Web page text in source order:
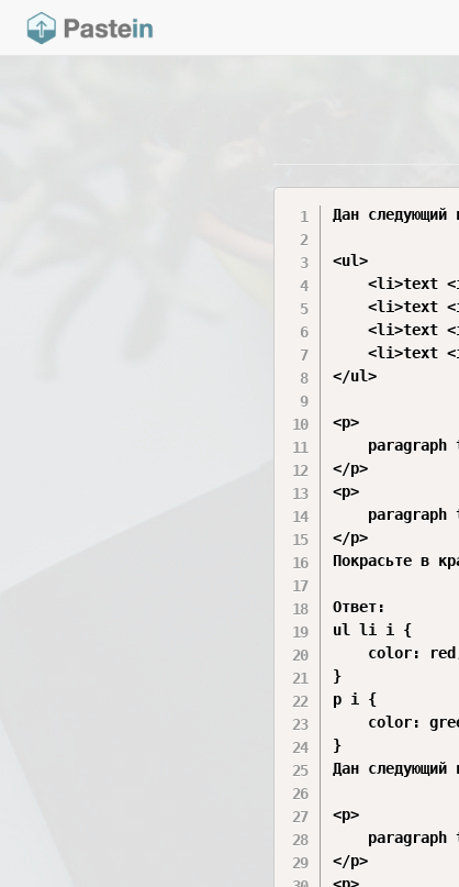
Дан следующий
<ul>
	<li>text <i>italic</i></li>
	<li>text <i>italic</i></li>
	<li>text <i>italic</i></li>
	<li>text <i>italic</i></li>
</ul>
<p>
</p>
<p>
</p>
Покрасьте в
Ответ:
ul li i {
color:
}
p i {
color:
}
Дан следующий
<p>
</p>